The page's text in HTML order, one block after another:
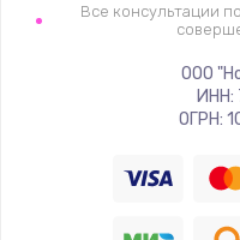
Все консультации
ООО
ИНН:
ОГРН: